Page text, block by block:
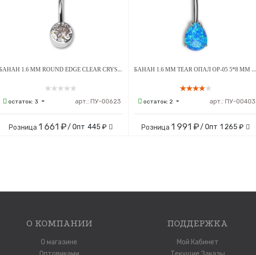
БАНАН 1.6 ММ ROUND EDGE CLEAR CRYSTAL 5 Х 8 ММ ВНУТРЕННЯЯ РЕЗЬБА ТИТАН
остаток: 3 арт.: ПУ-00623
Розница 1 661 ₽/ Опт 445 ₽
БАНАН 1.6 ММ TEAR ОПАЛ OP-05 5*8 ММ ВНУТРЕННЯЯ РЕЗЬБА ТИТАН
остаток: 2 арт.: ПУ-00403
Розница 1 991 ₽/ Опт 1 265 ₽
О КОМПАНИИ
О магазине
ПОДДЕРЖКА
Мой Кабинет